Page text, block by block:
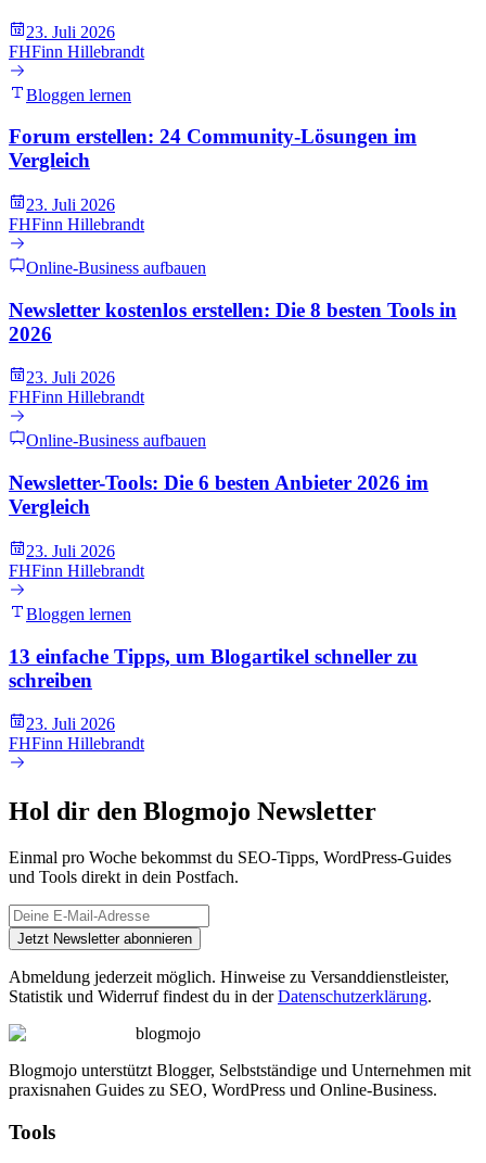
23. Juli 2026
FHFinn Hillebrandt
Bloggen lernen
Forum erstellen: 24 Community-Lösungen im
Vergleich
23. Juli 2026
FHFinn Hillebrandt
Online-Business aufbauen
Newsletter kostenlos erstellen: Die 8 besten Tools in
2026
23. Juli 2026
FHFinn Hillebrandt
Online-Business aufbauen
Newsletter-Tools: Die 6 besten Anbieter 2026 im
Vergleich
23. Juli 2026
FHFinn Hillebrandt
Bloggen lernen
13 einfache Tipps, um Blogartikel schneller zu
schreiben
23. Juli 2026
FHFinn Hillebrandt
Hol dir den Blogmojo Newsletter
Einmal pro Woche bekommst du SEO-Tipps, WordPress-Guides
und Tools direkt in dein Postfach.
Jetzt Newsletter abonnieren
Abmeldung jederzeit möglich. Hinweise zu Versanddienstleister,
Statistik und Widerruf findest du in der Datenschutzerklärung.
blogmojo
Blogmojo unterstützt Blogger, Selbstständige und Unternehmen mit
praxisnahen Guides zu SEO, WordPress und Online-Business.
Tools